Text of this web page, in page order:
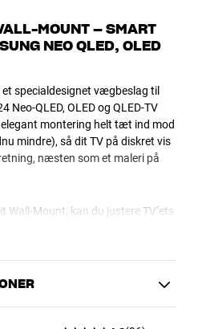
MOUNT – SMART
NEO QLED, OLED
specialdesignet vægbeslag til
QLED, OLED og QLED-TV
montering helt tæt ind mod
mindre), så dit TV på diskret vis
næsten som et maleri på
Wall-Mount, kan du justere TV’ets
så du nemt kan få det i
så du kan få adgang til
kabler.